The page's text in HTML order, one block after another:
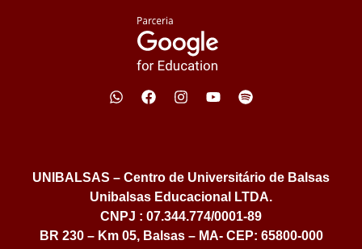
UNIBALSAS – Centro de Universitário de Balsas
Unibalsas Educacional LTDA.
CNPJ : 07.344.774/0001-89
BR 230 – Km 05, Balsas – MA- CEP: 65800-000